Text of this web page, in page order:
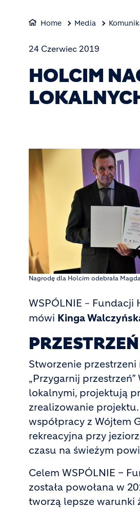
Home Media
24 Czerwiec 2019
HOLCIM
Nagrodę dla Holcim odebrała
WSPÓLNIE – Fundacji
mówi Kinga
Stworzenie
„Przygarnij
lokalnymi, projektują
zrealizowanie
współpracy z Wójtem
rekreacyjna przy
czasu na świeżym
Celem WSPÓLNIE –
została powołana w
tworzą lepsze warunki